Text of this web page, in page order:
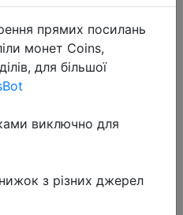
"BGRUA562"
магазину
мобільному, в телеграм
прямих посилань
монет Coins,
для більшої
виключно для
з різних джерел